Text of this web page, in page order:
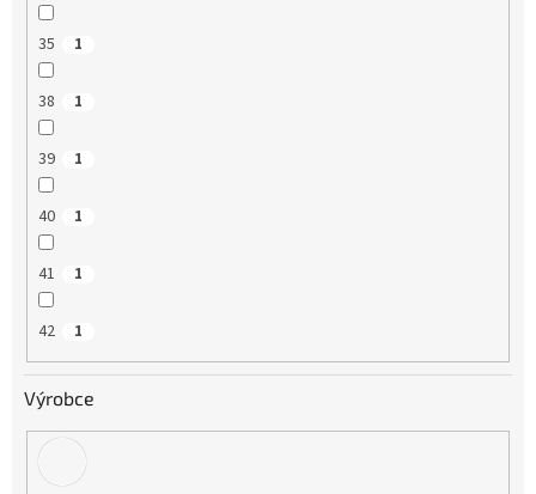
35 1
38 1
39 1
40 1
41 1
42 1
Výrobce